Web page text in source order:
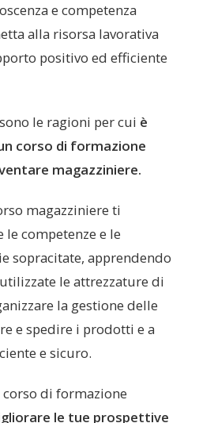
e competenza
alla risorsa lavorativa
positivo ed efficiente
le ragioni per cui è
corso di formazione
magazziniere.
magazziniere ti
competenze e le
sopracitate, apprendendo
le attrezzature di
la gestione delle
e spedire i prodotti e a
e sicuro.
di formazione
le tue prospettive